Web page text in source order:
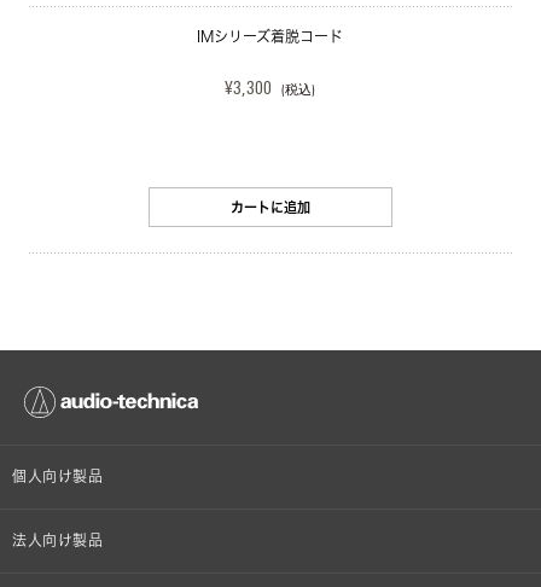
IMシリーズ着脱コード
¥3,300 (税込)
カートに追加
個人向け製品
オンラインストア限定
法人向け製品